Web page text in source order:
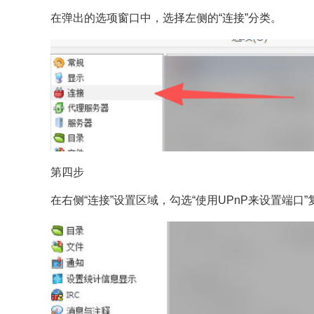
在弹出的选项窗口中，选择左侧的“连接”分类。
第四步
在右侧“连接”设置区域，勾选“使用UPnP来设置端口”